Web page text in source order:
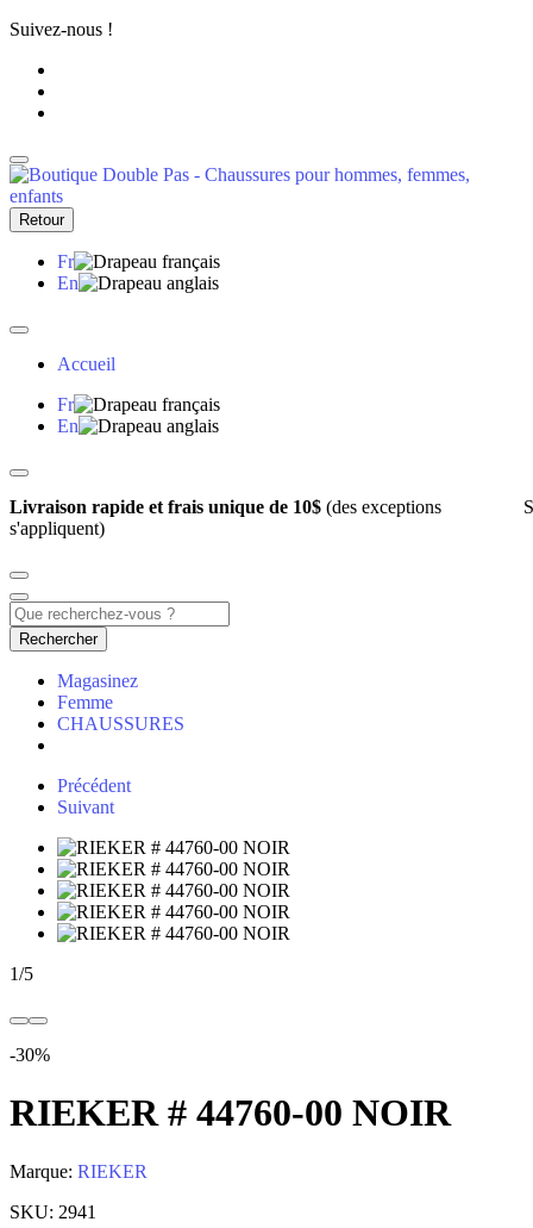
Suivez-nous !
Retour
Fr
En
Accueil
Fr
En
Livraison rapide et frais unique de 10$ (des exceptions
s'appliquent)
Rechercher
Magasinez
Femme
CHAUSSURES
Précédent
Suivant
1/5
-30%
RIEKER # 44760-00 NOIR
Marque: RIEKER
SKU: 2941